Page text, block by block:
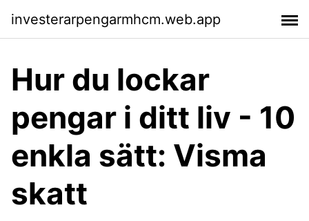
investerarpengarmhcm.web.app
Hur du lockar
pengar i ditt liv - 10
enkla sätt: Visma
skatt